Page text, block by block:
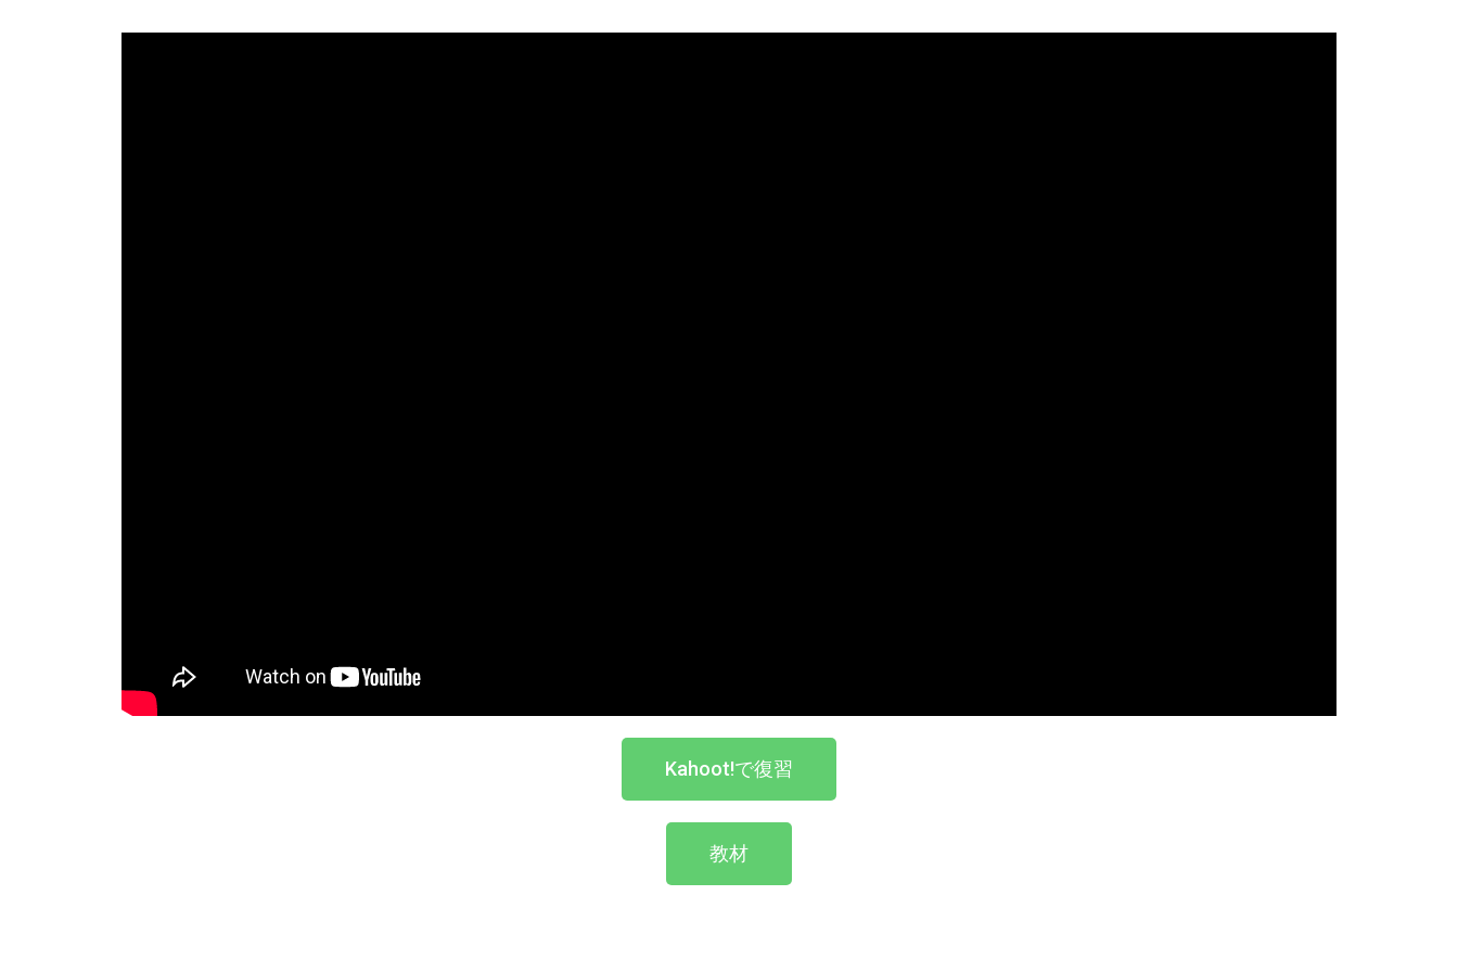
Kahoot!で復習
教材